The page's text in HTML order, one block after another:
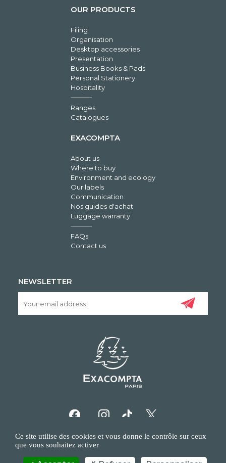
OUR PRODUCTS
Filing
Organisation
Desktop accessories
Presentation
Business Books & Pads
Personal Stationery
Hospitality
Ranges
Catalogues
EXACOMPTA
About us
Where to buy
Environment and ecology
Our labels
Communication
Nos guides d'achat
Luggage warranty
FAQs
Contact us
NEWSLETTER
Ce site utilise des cookies et vous donne le contrôle sur ceux
que vous souhaitez activer